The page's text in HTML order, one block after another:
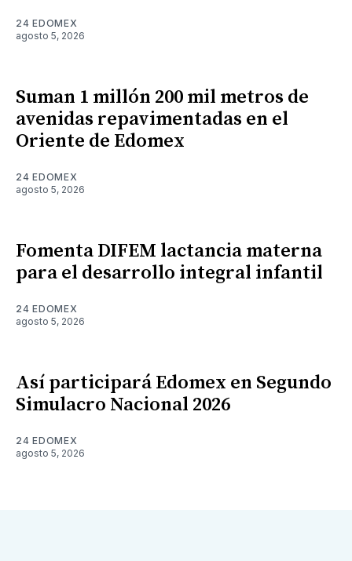
24 EDOMEX
agosto 5, 2026
Suman 1 millón 200 mil metros de
avenidas repavimentadas en el
Oriente de Edomex
24 EDOMEX
agosto 5, 2026
Fomenta DIFEM lactancia materna
para el desarrollo integral infantil
24 EDOMEX
agosto 5, 2026
Así participará Edomex en Segundo
Simulacro Nacional 2026
24 EDOMEX
agosto 5, 2026